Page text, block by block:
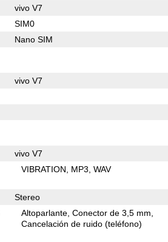
vivo V7
SIM0
Nano SIM
vivo V7
vivo V7
VIBRATION MP3 WAV
Stereo
Altoparlante Conector de 3,5 mm
Cancelación de ruido (teléfono)